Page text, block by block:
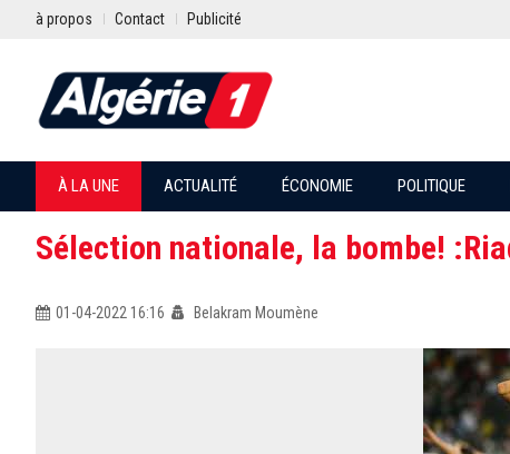
à propos Contact Publicité
À LA UNE ACTUALITÉ ÉCONOMIE POLITIQUE
Sélection nationale, la bombe!
01-04-2022 16:16 Belakram Moumène